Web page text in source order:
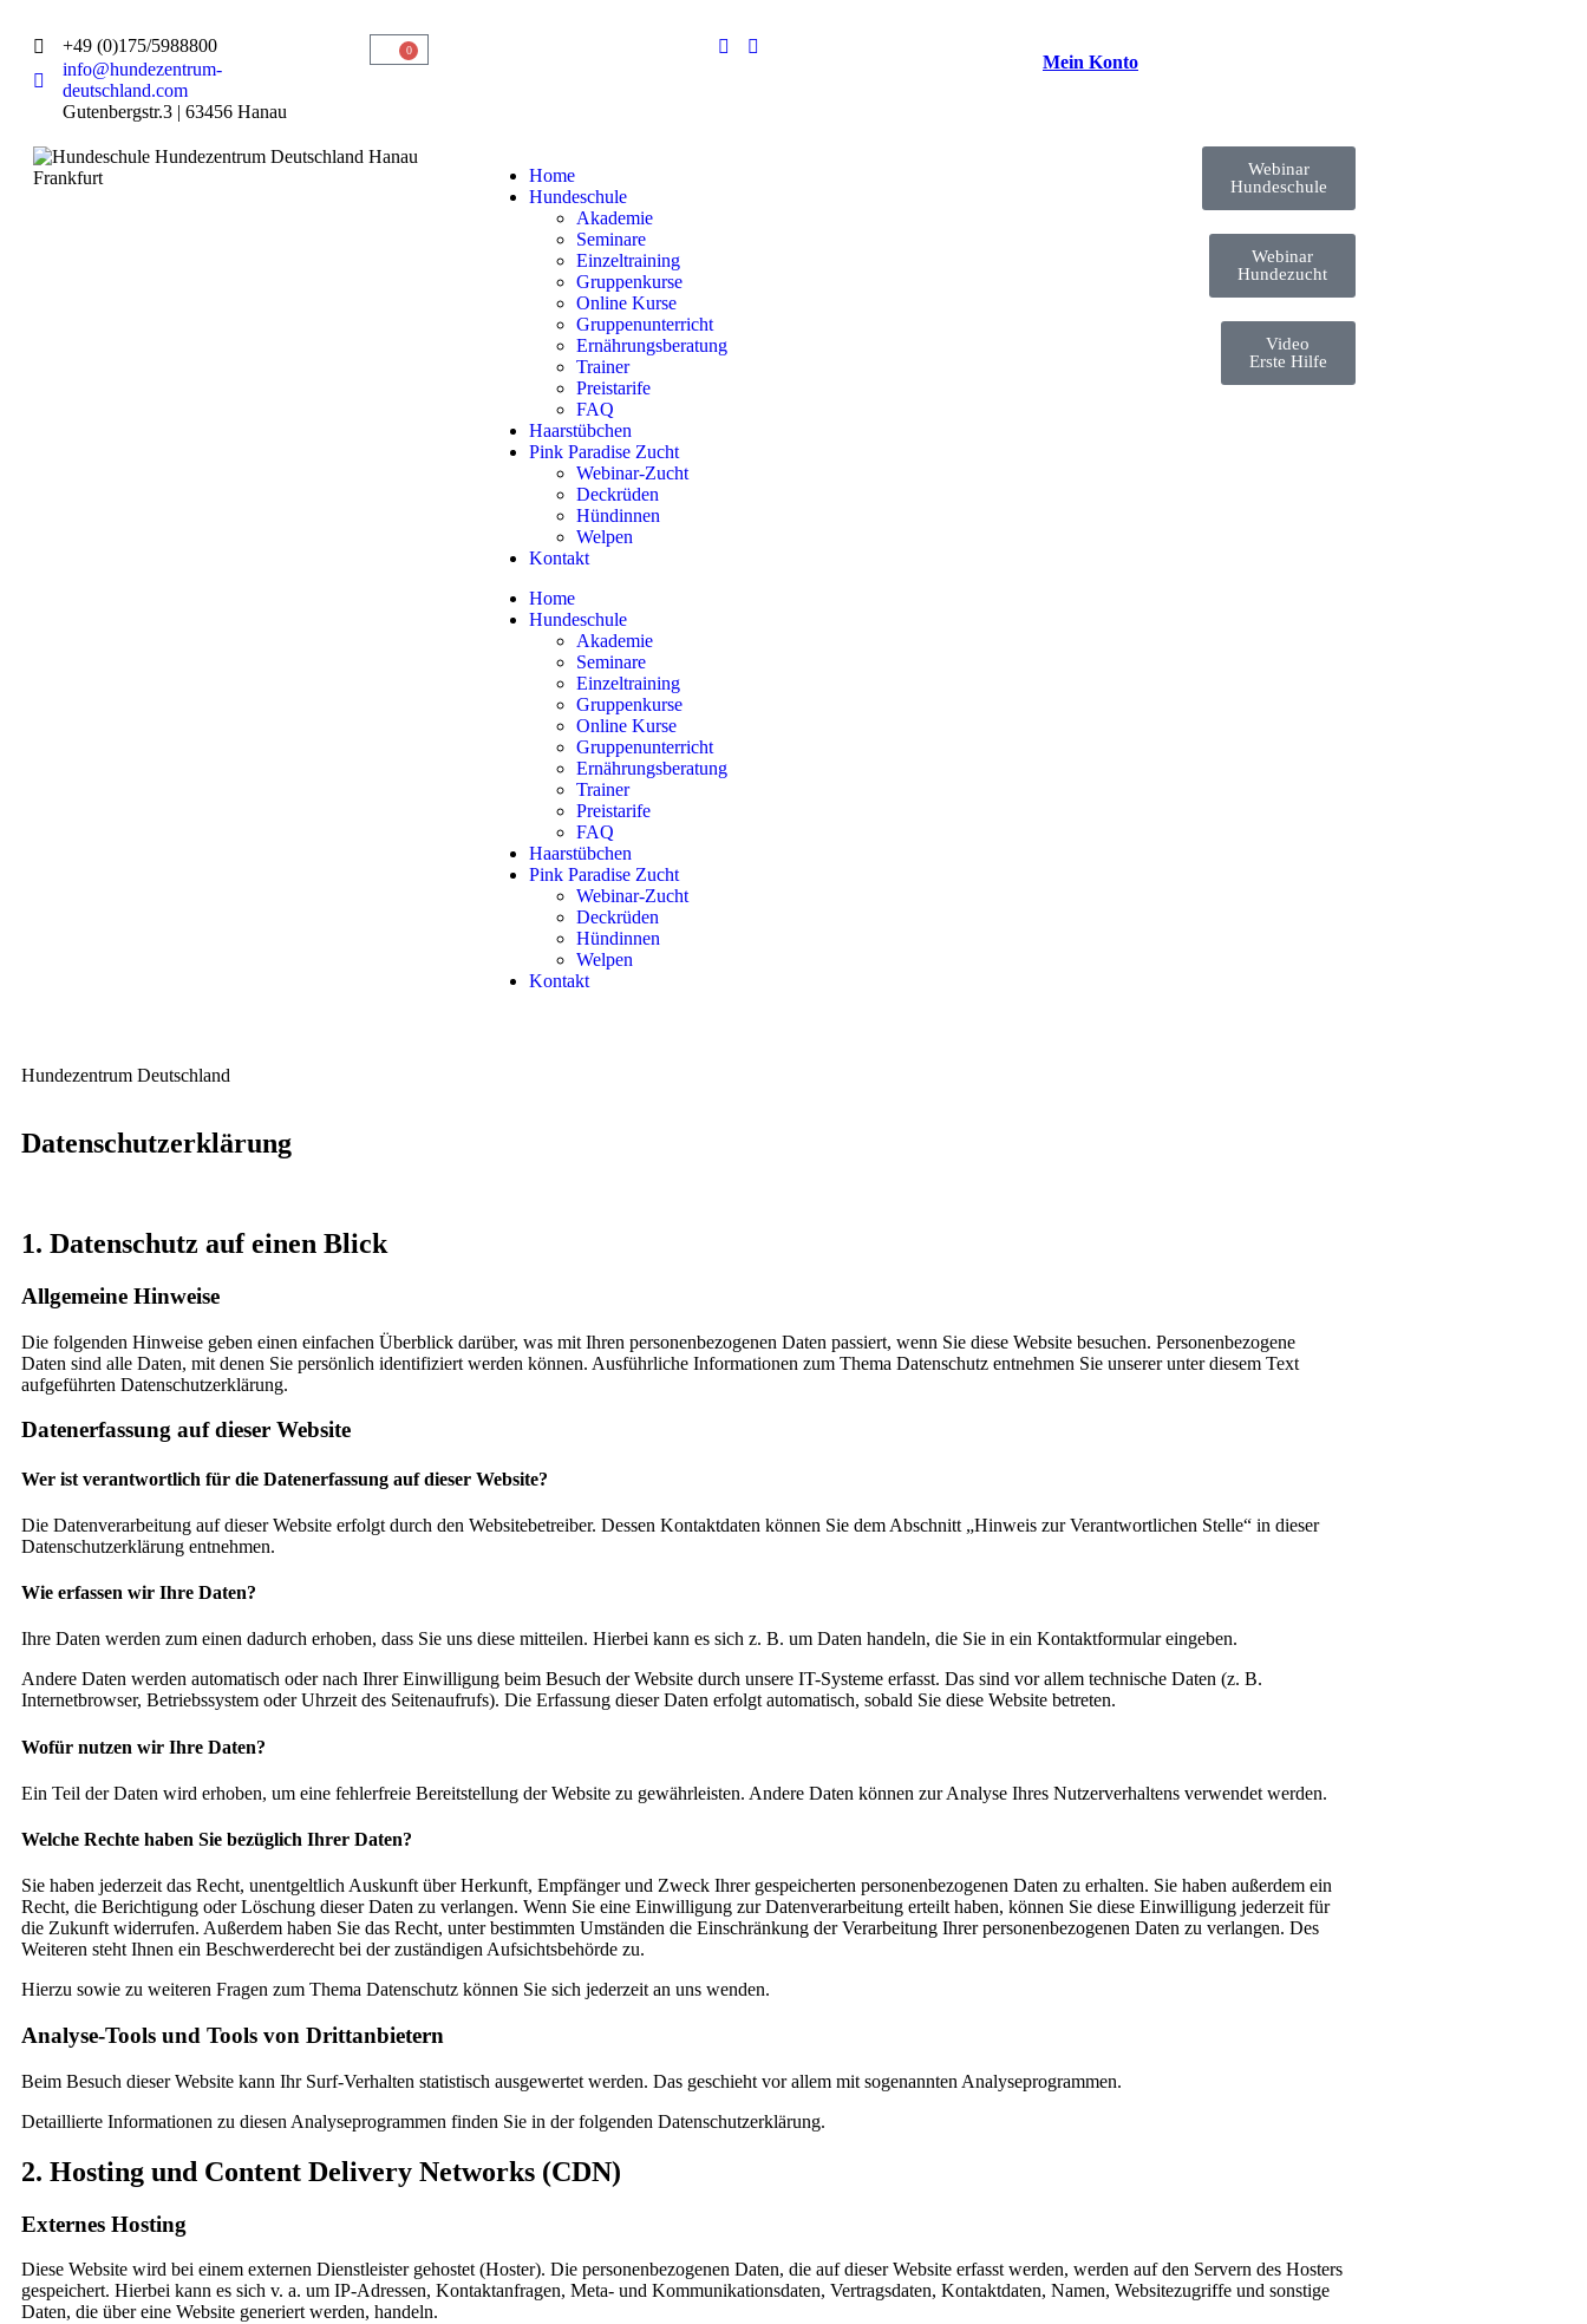
+49 (0)175/5988800
info@hundezentrum-
deutschland.com
Gutenbergstr.3 | 63456 Hanau
0
Mein Konto
Home
Hundeschule
Akademie
Seminare
Einzeltraining
Gruppenkurse
Online Kurse
Gruppenunterricht
Ernährungsberatung
Trainer
Preistarife
FAQ
Haarstübchen
Pink Paradise Zucht
Webinar-Zucht
Deckrüden
Hündinnen
Welpen
Kontakt
Home
Hundeschule
Akademie
Seminare
Einzeltraining
Gruppenkurse
Online Kurse
Gruppenunterricht
Ernährungsberatung
Trainer
Preistarife
FAQ
Haarstübchen
Pink Paradise Zucht
Webinar-Zucht
Deckrüden
Hündinnen
Welpen
Kontakt
Webinar
Hundeschule
Webinar
Hundezucht
Video
Erste Hilfe
Hundezentrum Deutschland
Datenschutzerklärung
1. Datenschutz auf einen Blick
Allgemeine Hinweise
Die folgenden Hinweise geben einen einfachen Überblick darüber, was mit Ihren personenbezogenen Daten passiert, wenn Sie diese Website besuchen. Personenbezogene
Daten sind alle Daten, mit denen Sie persönlich identifiziert werden können. Ausführliche Informationen zum Thema Datenschutz entnehmen Sie unserer unter diesem Text
aufgeführten Datenschutzerklärung.
Datenerfassung auf dieser Website
Wer ist verantwortlich für die Datenerfassung auf dieser Website?
Die Datenverarbeitung auf dieser Website erfolgt durch den Websitebetreiber. Dessen Kontaktdaten können Sie dem Abschnitt „Hinweis zur Verantwortlichen Stelle“ in dieser
Datenschutzerklärung entnehmen.
Wie erfassen wir Ihre Daten?
Ihre Daten werden zum einen dadurch erhoben, dass Sie uns diese mitteilen. Hierbei kann es sich z. B. um Daten handeln, die Sie in ein Kontaktformular eingeben.
Andere Daten werden automatisch oder nach Ihrer Einwilligung beim Besuch der Website durch unsere IT-Systeme erfasst. Das sind vor allem technische Daten (z. B.
Internetbrowser, Betriebssystem oder Uhrzeit des Seitenaufrufs). Die Erfassung dieser Daten erfolgt automatisch, sobald Sie diese Website betreten.
Wofür nutzen wir Ihre Daten?
Ein Teil der Daten wird erhoben, um eine fehlerfreie Bereitstellung der Website zu gewährleisten. Andere Daten können zur Analyse Ihres Nutzerverhaltens verwendet werden.
Welche Rechte haben Sie bezüglich Ihrer Daten?
Sie haben jederzeit das Recht, unentgeltlich Auskunft über Herkunft, Empfänger und Zweck Ihrer gespeicherten personenbezogenen Daten zu erhalten. Sie haben außerdem ein
Recht, die Berichtigung oder Löschung dieser Daten zu verlangen. Wenn Sie eine Einwilligung zur Datenverarbeitung erteilt haben, können Sie diese Einwilligung jederzeit für
die Zukunft widerrufen. Außerdem haben Sie das Recht, unter bestimmten Umständen die Einschränkung der Verarbeitung Ihrer personenbezogenen Daten zu verlangen. Des
Weiteren steht Ihnen ein Beschwerderecht bei der zuständigen Aufsichtsbehörde zu.
Hierzu sowie zu weiteren Fragen zum Thema Datenschutz können Sie sich jederzeit an uns wenden.
Analyse-Tools und Tools von Dritt­anbietern
Beim Besuch dieser Website kann Ihr Surf-Verhalten statistisch ausgewertet werden. Das geschieht vor allem mit sogenannten Analyseprogrammen.
Detaillierte Informationen zu diesen Analyseprogrammen finden Sie in der folgenden Datenschutzerklärung.
2. Hosting und Content Delivery Networks (CDN)
Externes Hosting
Diese Website wird bei einem externen Dienstleister gehostet (Hoster). Die personenbezogenen Daten, die auf dieser Website erfasst werden, werden auf den Servern des Hosters
gespeichert. Hierbei kann es sich v. a. um IP-Adressen, Kontaktanfragen, Meta- und Kommunikationsdaten, Vertragsdaten, Kontaktdaten, Namen, Websitezugriffe und sonstige
Daten, die über eine Website generiert werden, handeln.